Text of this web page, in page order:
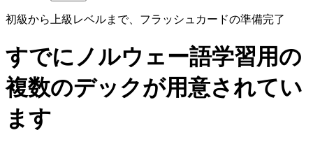
初級から上級レベルまで、フラッシュカードの準備完了
すでにノルウェー語学習用の
複数のデックが用意されてい
ます